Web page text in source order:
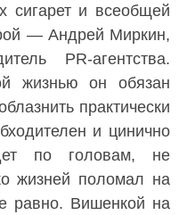
сигарет и всеобщей
— Андрей Миркин,
PR-агентства.
жизнью он обязан
практически
и цинично
по головам, не
жизней поломал на
равно. Вишенкой на